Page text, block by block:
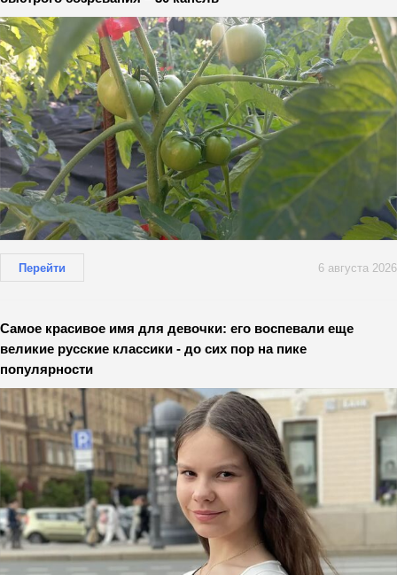
Перейти 6 августа 2026
Самое красивое имя для девочки: его воспевали еще
великие русские классики - до сих пор на пике
популярности